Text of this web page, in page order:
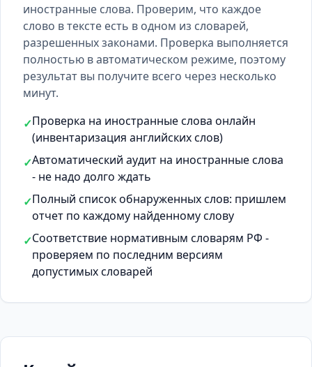
иностранные слова. Проверим, что каждое
слово в тексте есть в одном из словарей,
разрешенных законами. Проверка выполняется
полностью в автоматическом режиме, поэтому
результат вы получите всего через несколько
минут.
✓Проверка на иностранные слова онлайн
(инвентаризация английских слов)
✓Автоматический аудит на иностранные слова
- не надо долго ждать
✓Полный список обнаруженных слов: пришлем
отчет по каждому найденному слову
✓Соответствие нормативным словарям РФ -
проверяем по последним версиям
допустимых словарей